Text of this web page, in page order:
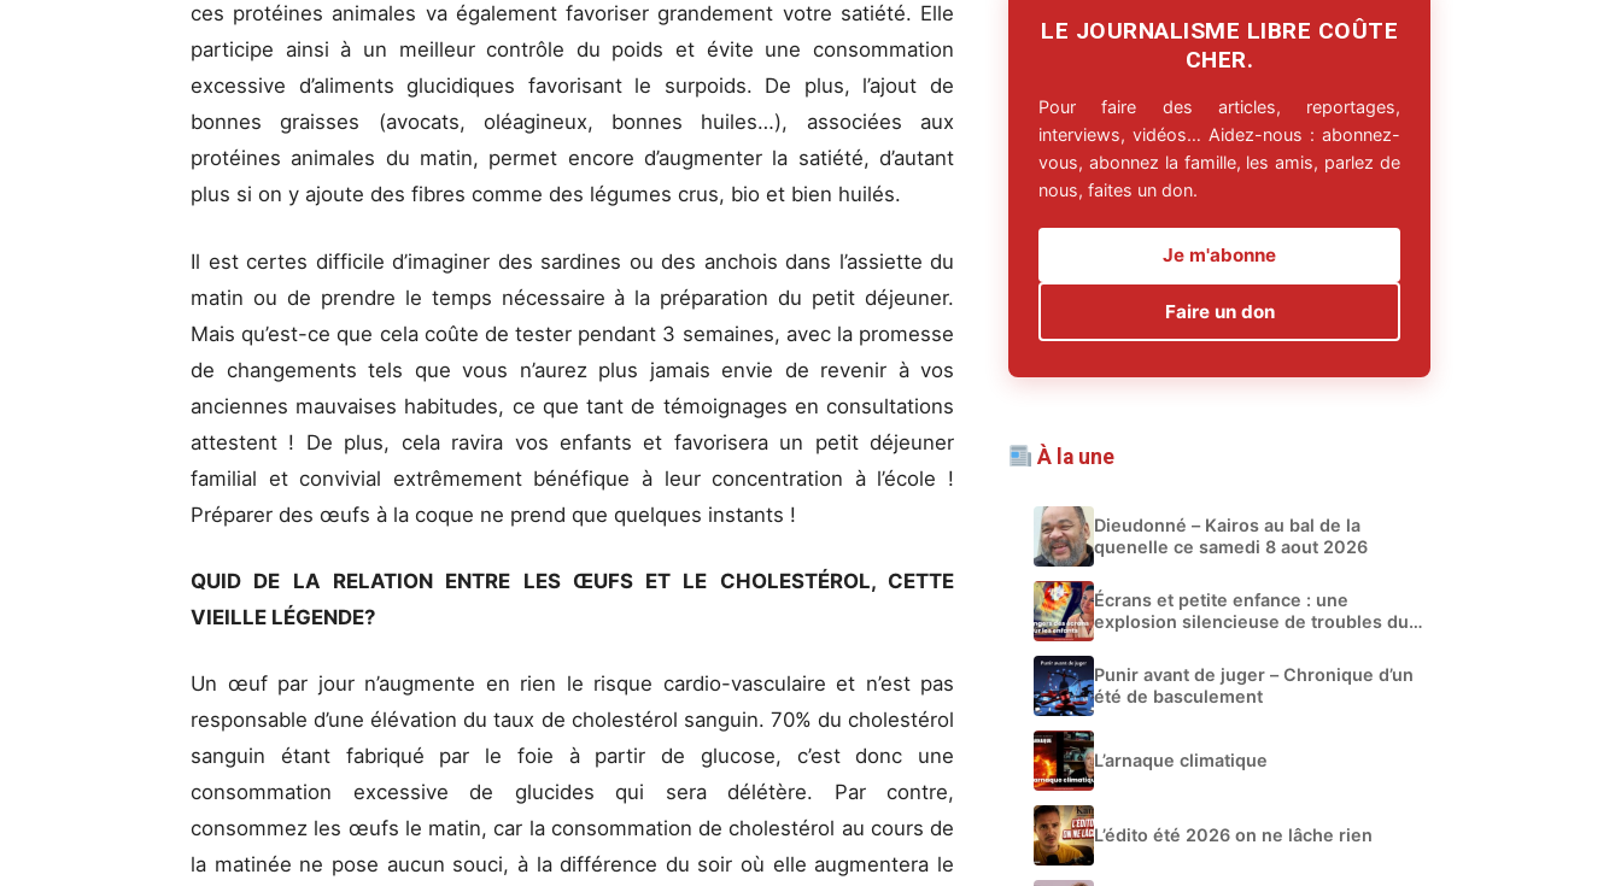
ces protéines animales va également favoriser grandement votre satiété. Elle
participe ainsi à un meilleur contrôle du poids et évite une consommation
excessive d’aliments glucidiques favorisant le surpoids. De plus, l’ajout de
bonnes graisses (avocats, oléagineux, bonnes huiles…), associées aux
protéines animales du matin, permet encore d’augmenter la satiété, d’autant
plus si on y ajoute des fibres comme des légumes crus, bio et bien huilés.
Il est certes difficile d’imaginer des sardines ou des anchois dans l’assiette du
matin ou de prendre le temps nécessaire à la préparation du petit déjeuner.
Mais qu’est-ce que cela coûte de tester pendant 3 semaines, avec la promesse
de changements tels que vous n’aurez plus jamais envie de revenir à vos
anciennes mauvaises habitudes, ce que tant de témoignages en consultations
attestent ! De plus, cela ravira vos enfants et favorisera un petit déjeuner
familial et convivial extrêmement bénéfique à leur concentration à l’école !
Préparer des œufs à la coque ne prend que quelques instants !
QUID DE LA RELATION ENTRE LES ŒUFS ET LE CHOLESTÉROL, CETTE
VIEILLE LÉGENDE?
Un œuf par jour n’augmente en rien le risque cardio-vasculaire et n’est pas
responsable d’une élévation du taux de cholestérol sanguin. 70% du cholestérol
sanguin étant fabriqué par le foie à partir de glucose, c’est donc une
consommation excessive de glucides qui sera délétère. Par contre,
consommez les œufs le matin, car la consommation de cholestérol au cours de
la matinée ne pose aucun souci, à la différence du soir où elle augmentera le
LE JOURNALISME LIBRE COÛTE
CHER.
Pour faire des articles, reportages,
interviews, vidéos… Aidez-nous : abonnez-
vous, abonnez la famille, les amis, parlez de
nous, faites un don.
Je m'abonne
Faire un don
À la une
Dieudonné – Kairos au bal de la
quenelle ce samedi 8 aout 2026
Écrans et petite enfance : une
explosion silencieuse de troubles du
Punir avant de juger – Chronique d’un
été de basculement
L’arnaque climatique
L’édito été 2026 on ne lâche rien